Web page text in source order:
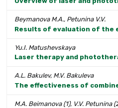
Beymanova M.A., Petunina V.V.
Results of evaluation of the
Yu.I. Matushevskaya
Laser therapy and
A.L. Bakulev, M.V. Bakuleva
The effectiveness of
M.A. Beimanova (1), V.V. Petunina